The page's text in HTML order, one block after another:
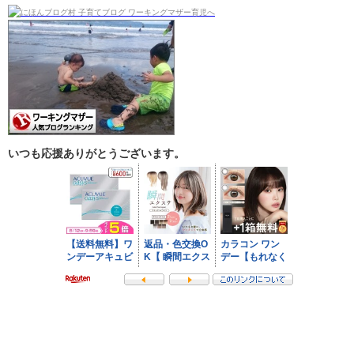
いつも応援ありがとうございます。